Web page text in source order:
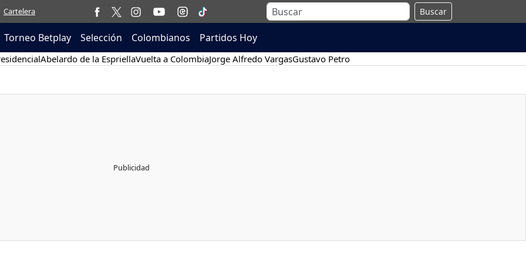
Cartelera Buscar
Torneo Betplay Selección Colombianos Partidos Hoy
Abelardo de la EspriellaVuelta a ColombiaJorge Alfredo VargasGustavo Petro